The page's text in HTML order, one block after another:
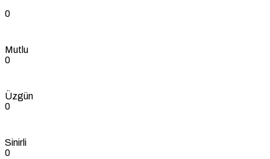
0
Mutlu
0
Üzgün
0
Sinirli
0